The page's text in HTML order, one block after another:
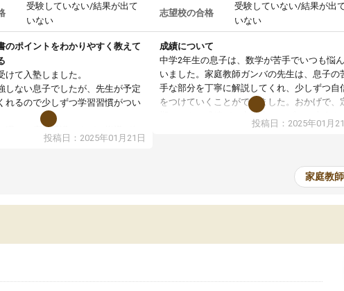
受験していない/結果が出て
いない
のポイントをわかりやすく教えて
けて入塾しました。
しない息子でしたが、先生が予定
れるので少しずつ学習習慣がつい
週に一度の受講ですが、指導が無
に基づいて勉強したり、LINEでわ
投稿日：2025年01月21日
志望校の合格
受験していない/結果が出
いない
成績について
中学2年生の息子は、数学が苦手でいつも悩
いました。家庭教師ガンバの先生は、息子の
手な部分を丁寧に解説してくれ、少しずつ自
をつけていくことができました。おかげで、
期テストの成績が10点以上アップし、本人もと
投稿日：2025年01月
家庭教